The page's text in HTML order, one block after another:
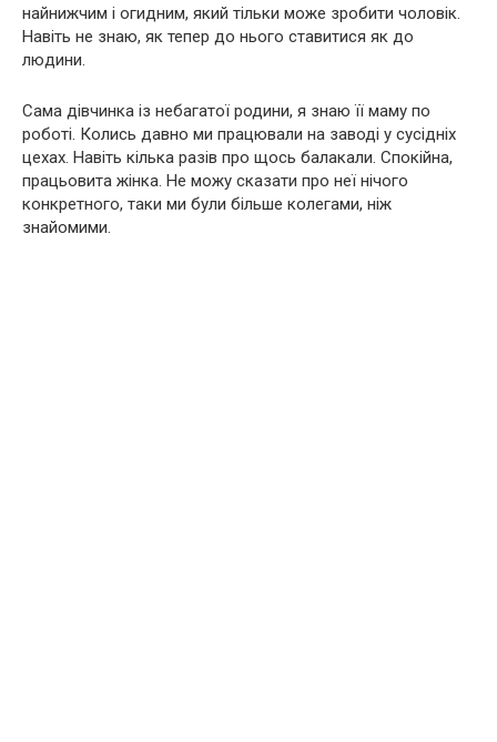
найнижчим і огидним, який тільки може зробити чоловік.
Навіть не знаю, як тепер до нього ставитися як до
людини.
Сама дівчинка із небагатої родини, я знаю її маму по
роботі. Колись давно ми працювали на заводі у сусідніх
цехах. Навіть кілька разів про щось балакали. Спокійна,
працьовита жінка. Не можу сказати про неї нічого
конкретного, таки ми були більше колегами, ніж
знайомими.